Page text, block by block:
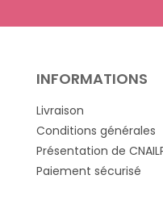
INFORMATIONS
Livraison
Conditions générales
Présentation de
Paiement sécurisé